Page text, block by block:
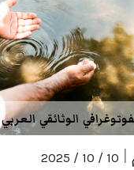
الوثائقي العربي
10 / 10 / 2025